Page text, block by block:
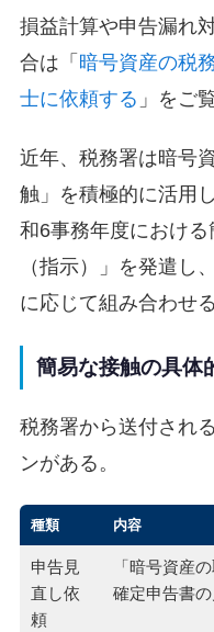
損益計算や申告漏れ
合は「 暗号資産の税
士に依頼する 」をご
近年、税務署は暗号
触」を積極的に活用
和6事務年度におけ
（指示）」を発遣し
に応じて組み合わせ
簡易な接触の具体
税務署から送付され
ンがある。
種類 内容
申告見
直し依
頼
「暗号資産
確定申告書の